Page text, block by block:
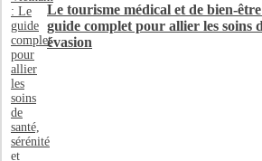
Le tourisme médical et de bien-
guide complet pour allier les soins
évasion